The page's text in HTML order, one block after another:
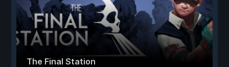
The Final Station